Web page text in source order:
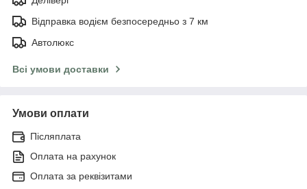
Відправка водієм безпосередньо з 7 км
Автолюкс
Всі умови доставки
Умови оплати
Післяплата
Оплата на рахунок
Оплата за реквізитами